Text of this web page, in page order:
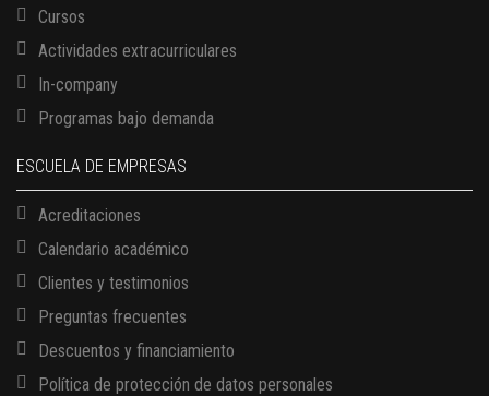
Cursos
Actividades extracurriculares
In-company
Programas bajo demanda
ESCUELA DE EMPRESAS
Acreditaciones
Calendario académico
Clientes y testimonios
Preguntas frecuentes
Descuentos y financiamiento
Política de protección de datos personales